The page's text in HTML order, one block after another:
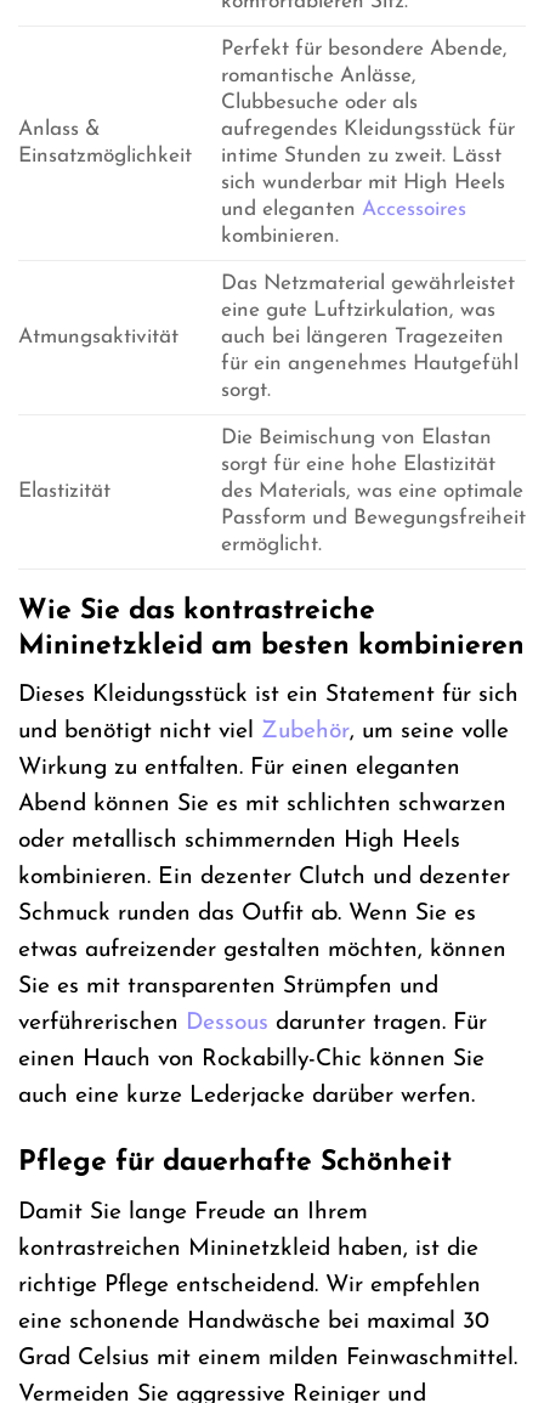
Anlass &
Einsatzmöglichkeit
Perfekt für besondere Abende,
romantische Anlässe,
Clubbesuche oder als
aufregendes Kleidungsstück für
intime Stunden zu zweit. Lässt
sich wunderbar mit High Heels
und eleganten Accessoires
kombinieren.
Atmungsaktivität
Das Netzmaterial gewährleistet
eine gute Luftzirkulation, was
auch bei längeren Tragezeiten
für ein angenehmes Hautgefühl
sorgt.
Elastizität
Die Beimischung von Elastan
sorgt für eine hohe Elastizität
des Materials, was eine optimale
Passform und Bewegungsfreiheit
ermöglicht.
Wie Sie das kontrastreiche
Mininetzkleid am besten kombinieren
Dieses Kleidungsstück ist ein Statement für sich
und benötigt nicht viel Zubehör, um seine volle
Wirkung zu entfalten. Für einen eleganten
Abend können Sie es mit schlichten schwarzen
oder metallisch schimmernden High Heels
kombinieren. Ein dezenter Clutch und dezenter
Schmuck runden das Outfit ab. Wenn Sie es
etwas aufreizender gestalten möchten, können
Sie es mit transparenten Strümpfen und
verführerischen Dessous darunter tragen. Für
einen Hauch von Rockabilly-Chic können Sie
auch eine kurze Lederjacke darüber werfen.
Pflege für dauerhafte Schönheit
Damit Sie lange Freude an Ihrem
kontrastreichen Mininetzkleid haben, ist die
richtige Pflege entscheidend. Wir empfehlen
eine schonende Handwäsche bei maximal 30
Grad Celsius mit einem milden Feinwaschmittel.
Vermeiden Sie aggressive Reiniger und